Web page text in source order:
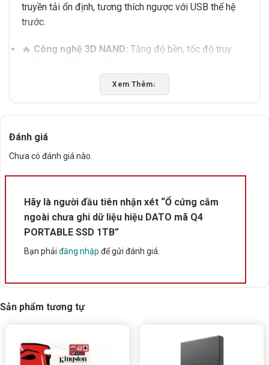
truyền tải ổn định, tương thích ngược với USB thế hệ
trước.
🔥 Công nghệ 3D NAND: Tăng độ bền, tốc độ truy
🌡️ <strong data-start="986" data-end="1
Bảo hành 5 năm:
hậu mãi uy tín.
hợp cho người dùng di động.
Xem Thêm↓
Đánh giá
Chưa có đánh giá nào.
Hãy là người đầu tiên nhận xét “Ổ cứng cắm
ngoài chưa ghi dữ liệu hiệu DATO mã Q4
PORTABLE SSD 1TB”
Bạn phải đăng nhập để gửi đánh giá.
Sản phẩm tương tự